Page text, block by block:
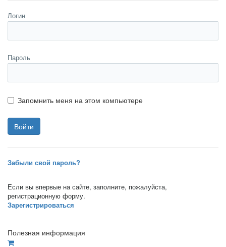
Логин
Пароль
Запомнить меня на этом компьютере
Забыли свой пароль?
Если вы впервые на сайте, заполните, пожалуйста,
регистрационную форму.
Зарегистрироваться
Полезная информация